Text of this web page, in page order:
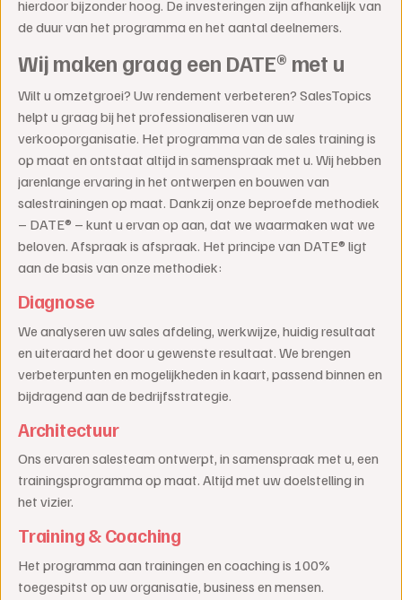
hierdoor bijzonder hoog. De investeringen zijn afhankelijk van
de duur van het programma en het aantal deelnemers.
Wij maken graag een DATE® met u
Wilt u omzetgroei? Uw rendement verbeteren? SalesTopics
helpt u graag bij het professionaliseren van uw
verkooporganisatie. Het programma van de sales training is
op maat en ontstaat altijd in samenspraak met u. Wij hebben
jarenlange ervaring in het ontwerpen en bouwen van
salestrainingen op maat. Dankzij onze beproefde methodiek
– DATE® – kunt u ervan op aan, dat we waarmaken wat we
beloven. Afspraak is afspraak. Het principe van DATE® ligt
aan de basis van onze methodiek:
Diagnose
We analyseren uw sales afdeling, werkwijze, huidig resultaat
en uiteraard het door u gewenste resultaat. We brengen
verbeterpunten en mogelijkheden in kaart, passend binnen en
bijdragend aan de bedrijfsstrategie.
Architectuur
Ons ervaren salesteam ontwerpt, in samenspraak met u, een
trainingsprogramma op maat. Altijd met uw doelstelling in
het vizier.
Training & Coaching
Het programma aan trainingen en coaching is 100%
toegespitst op uw organisatie, business en mensen.